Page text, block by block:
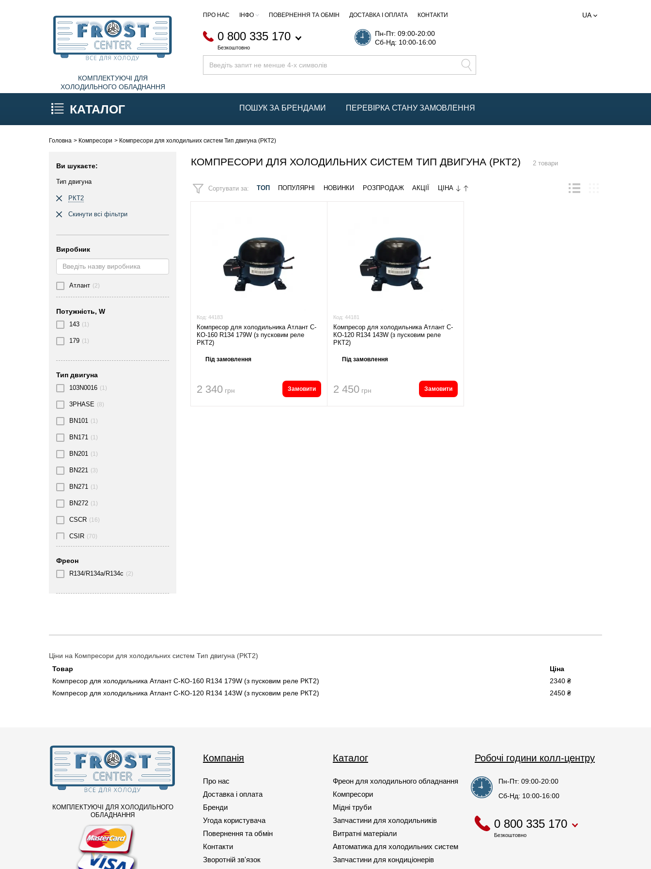
КОМПЛЕКТУЮЧІ ДЛЯ
ХОЛОДИЛЬНОГО ОБЛАДНАННЯ
ПРО НАС ІНФО ПОВЕРНЕННЯ ТА ОБМІН ДОСТАВКА І ОПЛАТА КОНТАКТИ
0 800 335 170
Безкоштовно
Пн-Пт: 09:00-20:00
Сб-Нд: 10:00-16:00
UA
КАТАЛОГ ПОШУК ЗА БРЕНДАМИ ПЕРЕВІРКА СТАНУ ЗАМОВЛЕННЯ
Головна Компресори Компресори для холодильних систем Тип двигуна (РКТ2)
Ви шукаєте:
Тип двигуна
РКТ2
Скинути всі фільтри
Виробник
Атлант (2)
Потужність, W
143 (1)
179 (1)
Тип двигуна
103N0016 (1)
3PHASE (8)
BN101 (1)
BN171 (1)
BN201 (1)
BN221 (3)
BN271 (1)
BN272 (1)
CSCR (16)
CSIR (70)
RSIR/CSIR (17)
VESF11C
ZAF-5 (1)
ZAFC
ZAFF (3)
ZAFP (2)
(1)
ZHB43-120P15C (1)
ZHB68-120P15C
ZNB43-120P15C (1)
Фреон
R134/R134a/R134c (2)
КОМПРЕСОРИ ДЛЯ ХОЛОДИЛЬНИХ СИСТЕМ ТИП ДВИГУНА (РКТ2) 2 товари
Сортувати за: ТОП ПОПУЛЯРНІ НОВИНКИ РОЗПРОДАЖ АКЦІЇ ЦІНА
Код: 44183
Компресор для холодильника Атлант С-
КО-160 R134 179W (з пусковим реле
РКТ2)
Під замовлення
2 340 грн Замовити
Код: 44181
Компресор для холодильника Атлант С-
КО-120 R134 143W (з пусковим реле
РКТ2)
Під замовлення
2 450 грн Замовити
Ціни на Компресори для холодильних систем Тип двигуна (РКТ2)
Товар
Ціна
Компресор для холодильника Атлант С-КО-160 R134 179W (з пусковим реле РКТ2)
2340 ₴
Компресор для холодильника Атлант С-КО-120 R134 143W (з пусковим реле РКТ2)
2450 ₴
КОМПЛЕКТУЮЧІ ДЛЯ ХОЛОДИЛЬНОГО
ОБЛАДНАННЯ
Компанія
Про нас
Доставка і оплата
Бренди
Угода користувача
Повернення та обмін
Контакти
Зворотній зв'язок
Каталог
Фреон для холодильного обладнання
Компресори
Мідні труби
Запчастини для холодильників
Витратні матеріали
Автоматика для холодильних систем
Запчастини для кондиціонерів
Робочі години колл-центру
Пн-Пт: 09:00-20:00
Сб-Нд: 10:00-16:00
0 800 335 170
Безкоштовно